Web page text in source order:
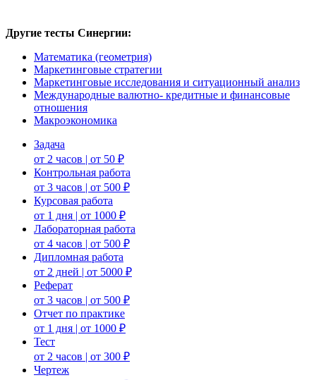
Другие тесты Синергии:
Математика (геометрия)
Маркетинговые стратегии
Маркетинговые исследования и ситуационный анализ
Международные валютно- кредитные и финансовые
отношения
Макроэкономика
Задача
от 2 часов | от 50 ₽
Контрольная работа
от 3 часов | от 500 ₽
Курсовая работа
от 1 дня | от 1000 ₽
Лабораторная работа
от 4 часов | от 500 ₽
Дипломная работа
от 2 дней | от 5000 ₽
Реферат
от 3 часов | от 500 ₽
Отчет по практике
от 1 дня | от 1000 ₽
Тест
от 2 часов | от 300 ₽
Чертеж